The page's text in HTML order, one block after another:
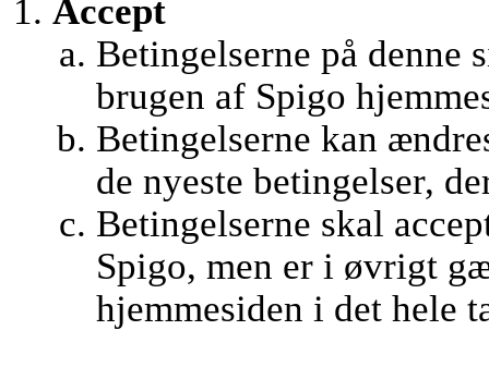
Accept
Betingelserne på denne
brugen af Spigo
Betingelserne kan
de nyeste betingelser,
Betingelserne skal
Spigo, men er i øvrigt
hjemmesiden i det hele